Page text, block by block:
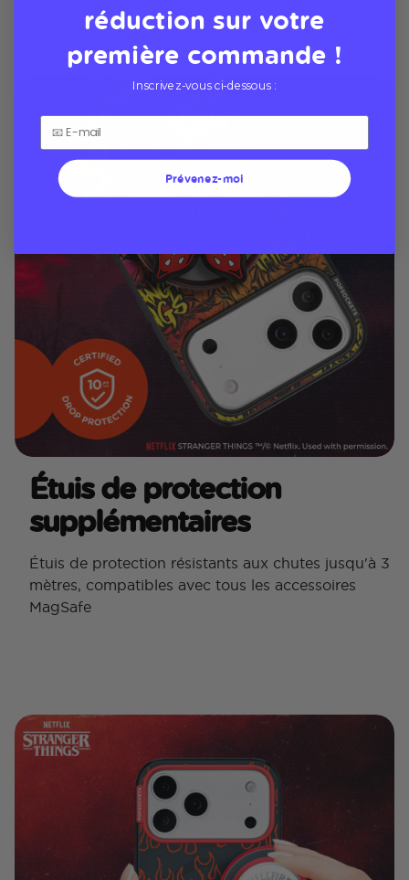
Étuis de protection
supplémentaires
Étuis de protection résistants aux chutes jusqu'à 3
mètres, compatibles avec tous les accessoires
MagSafe
réduction sur votre
première commande !
Inscrivez-vous ci-dessous :
Prévenez-moi